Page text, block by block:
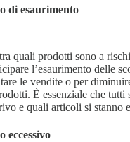
di esaurimento
quali prodotti sono a
l’esaurimento delle
le vendite o per
È essenziale che tutti
e quali articoli si stanno
eccessivo